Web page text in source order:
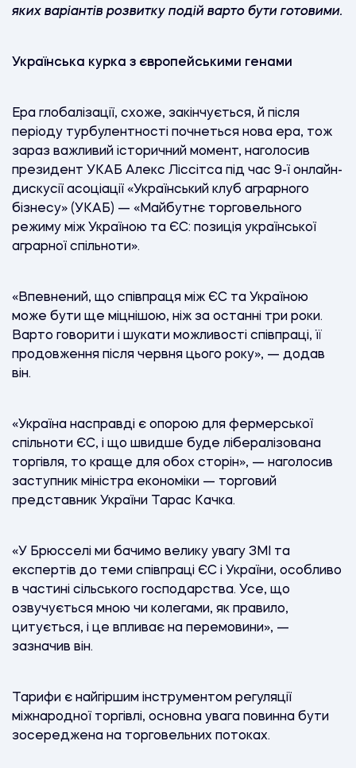
яких варіантів розвитку подій варто бути готовими.
Українська курка з європейськими генами
Ера глобалізації, схоже, закінчується, й після
періоду турбулентності почнеться нова ера, тож
зараз важливий історичний момент, наголосив
президент УКАБ Алекс Ліссітса під час 9-ї онлайн-
дискусії асоціації «Український клуб аграрного
бізнесу» (УКАБ) — «Майбутнє торговельного
режиму між Україною та ЄС: позиція української
аграрної спільноти».
«Впевнений, що співпраця між ЄС та Україною
може бути ще міцнішою, ніж за останні три роки.
Варто говорити і шукати можливості співпраці, її
продовження після червня цього року», — додав
він.
«Україна насправді є опорою для фермерської
спільноти ЄС, і що швидше буде лібералізована
торгівля, то краще для обох сторін», — наголосив
заступник міністра економіки — торговий
представник України Тарас Качка.
«У Брюсселі ми бачимо велику увагу ЗМІ та
експертів до теми співпраці ЄС і України, особливо
в частині сільського господарства. Усе, що
озвучується мною чи колегами, як правило,
цитується, і це впливає на перемовини», —
зазначив він.
Тарифи є найгіршим інструментом регуляції
міжнародної торгівлі, основна увага повинна бути
зосереджена на торговельних потоках.